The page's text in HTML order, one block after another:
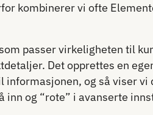
kombinerer vi ofte
passer virkeligheten til
Det opprettes en
informasjonen, og så viser
inn og “rote” i avanserte